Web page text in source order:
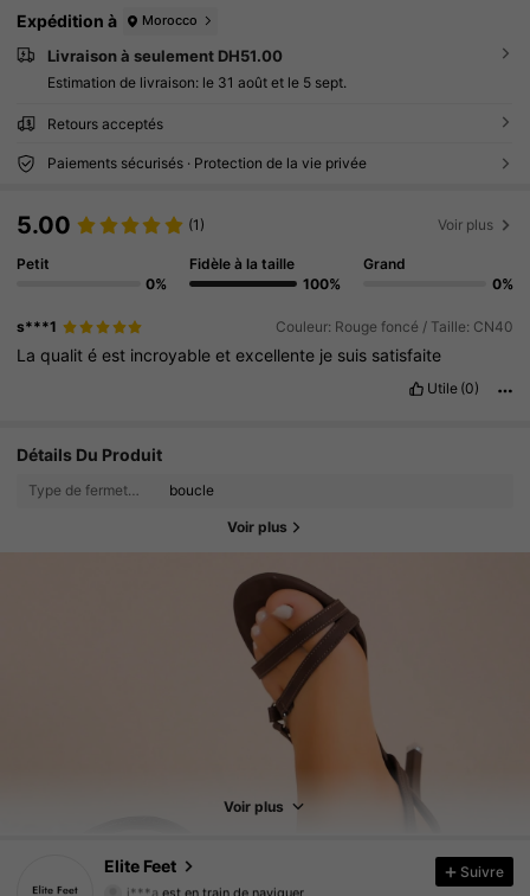
Expédition à Morocco
Livraison à seulement DH51.00
Estimation de livraison: le 31 août et le 5 sept.
Retours acceptés
Paiements sécurisés · Protection de la vie privée
5.00 (1) Voir plus
Petit
0%
Fidèle à la taille
100%
Grand
0%
s***1 Couleur: Rouge foncé / Taille: CN40
Laqualitéest incroyableetexcellente je suis satisfaite
Utile (0)
Détails Du Produit
Type de fermeture: boucle
Voir plus
Voir plus
Elite Feet
i***a
est en train de naviguer
Suivre